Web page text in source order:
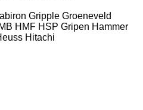
Gripple Groeneveld
HMF HSP Gripen Hammer
Hitachi